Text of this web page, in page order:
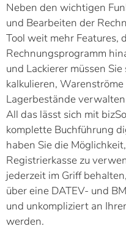
Neben den wichtigen
und Bearbeiten der
Tool weit mehr Features,
Rechnungsprogramm
und Lackierer müssen
kalkulieren,
Lagerbestände
All das lässt sich mit
komplette Buchführung
haben Sie die
Registrierkasse zu
jederzeit im Griff
über eine DATEV- und
und unkompliziert an
werden.